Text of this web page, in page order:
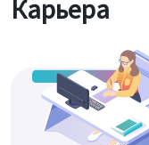
Карьера